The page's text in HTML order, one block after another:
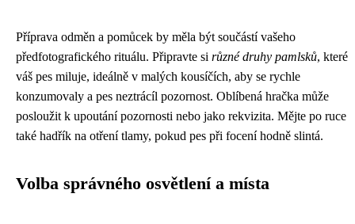
Příprava odměn a pomůcek by měla být součástí vašeho
předfotografického rituálu. Připravte si různé druhy pamlsků, které
váš pes miluje, ideálně v malých kousíčích, aby se rychle
konzumovaly a pes neztrácíl pozornost. Oblíbená hračka může
posloužit k upoutání pozornosti nebo jako rekvizita. Mějte po ruce
také hadřík na otření tlamy, pokud pes při focení hodně slintá.
Volba správného osvětlení a místa